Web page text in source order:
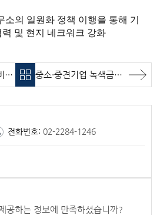
의 일원화 정책 이행을 통해 기
및 현지 네크워크 강화
한국환경산업기술원 비전위원회 발족식 중소·중견기업 녹색금융 지원체계 구축 업무협약식
전화번호: 02-2284-1246
공하는 정보에 만족하셨습니까?